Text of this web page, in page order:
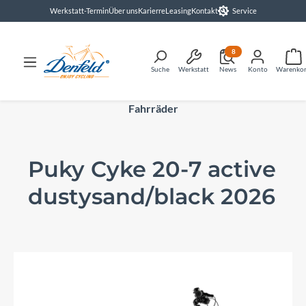
springenWerkstatt-TerminÜber unsKarierreLeasingKontakt Service
Suche Werkstatt News
8
Konto
Fahrräder
Puky Cyke 20-7 active
dustysand/black 2026